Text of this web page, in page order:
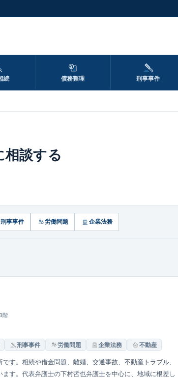
続 債務整理 刑事事件
相談する
刑事事件 労働問題 企業法務
階
刑事事件 労働問題 企業法務 不動産
す。相続や借金問題、離婚、交通事故、不動産トラブル、
す。代表弁護士の下村哲也弁護士を中心に、地域に根差し